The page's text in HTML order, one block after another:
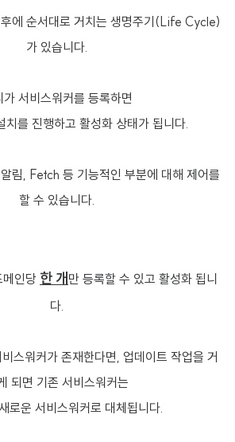
에 순서대로 거치는 생명주기(Life Cycle)
가 있습니다.
가 서비스워커를 등록하면
치를 진행하고 활성화 상태가 됩니다.
림, Fetch 등 기능적인 부분에 대해 제어를
할 수 있습니다.
인당 한 개 만 등록할 수 있고 활성화 됩니
다.
스워커가 존재한다면, 업데이트 작업을 거
되면 기존 서비스워커는
로운 서비스워커로 대체됩니다.